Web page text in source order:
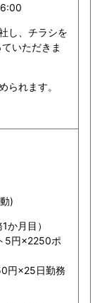
し、チラシを
いただきま
られます。
)
月目）
5円×2250ポ
円×25日勤務